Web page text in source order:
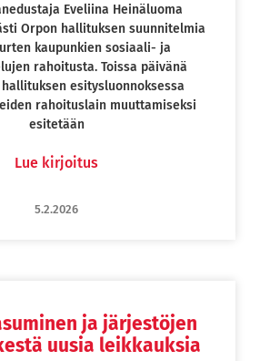
Eveliina Heinäluoma
Orpon hallituksen suunnitelmia
kaupunkien sosiaali- ja
rahoitusta. Toissa päivänä
esitysluonnoksessa
rahoituslain muuttamiseksi
esitetään
Lue kirjoitus
5.2.2026
ja järjestöjen
uusia leikkauksia